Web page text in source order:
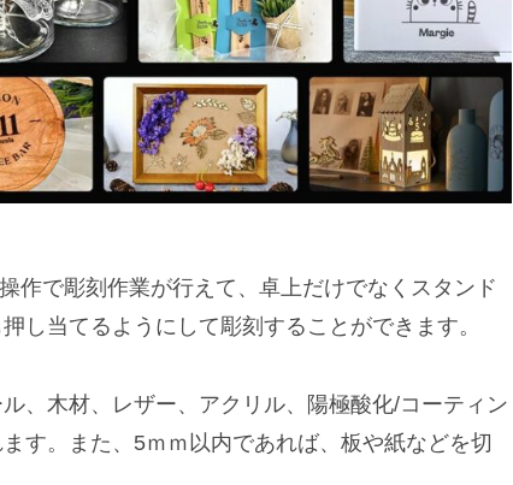
作で彫刻作業が行えて、卓上だけでなくスタンド
し当てるようにして彫刻することができます。
、木材、レザー、アクリル、陽極酸化/コーティン
す。また、5ｍｍ以内であれば、板や紙などを切